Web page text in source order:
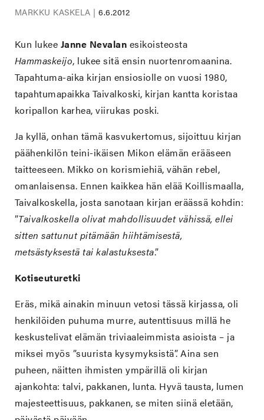
MARKKU KASKELA |6.6.2012
Kun lukee Janne Nevalan esikoisteosta
Hammaskeijo, lukee sitä ensin nuortenromaanina.
Tapahtuma-aika kirjan ensiosiolle on vuosi 1980,
tapahtumapaikka Taivalkoski, kirjan kantta koristaa
koripallon karhea, viirukas poski.
Ja kyllä, onhan tämä kasvukertomus, sijoittuu kirjan
päähenkilön teini-ikäisen Mikon elämän erääseen
taitteeseen. Mikko on korismiehiä, vähän rebel,
omanlaisensa. Ennen kaikkea hän elää Koillismaalla,
Taivalkoskella, josta sanotaan kirjan eräässä kohdin:
”Taivalkoskella olivat mahdollisuudet vähissä, ellei
sitten sattunut pitämään hiihtämisestä,
metsästyksestä tai kalastuksesta.”
Kotiseuturetki
Eräs, mikä ainakin minuun vetosi tässä kirjassa, oli
henkilöiden puhuma murre, autenttisuus millä he
keskustelivat elämän triviaaleimmista asioista – ja
miksei myös ”suurista kysymyksistä”. Aina sen
puheen, näitten ihmisten ympärillä oli kirjan
ajankohta: talvi, pakkanen, lunta. Hyvä tausta, lumen
majesteettisuus, pakkanen, se miten siinä eletään,